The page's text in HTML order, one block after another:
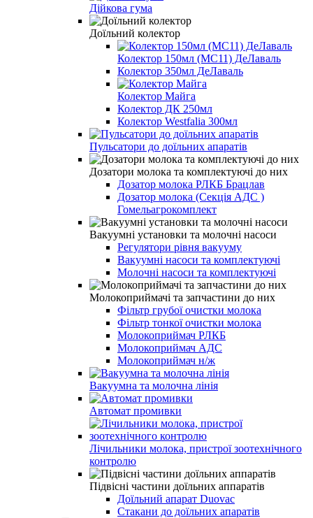
Дійкова гума
Доїльний колектор
Колектор 150мл (МС11) ДеЛаваль
Колектор 350мл ДеЛаваль
Колектор Майга
Колектор ДК 250мл
Колектор Westfalia 300мл
Пульсатори до доїльних апаратів
Дозатори молока та комплектуючі до них
Дозатор молока РЛКБ Брацлав
Дозатор молока (Секція АДС )
Гомельагрокомплект
Вакуумні установки та молочні насоси
Регулятори рівня вакууму
Вакуумні насоси та комплектуючі
Молочні насоси та комплектуючі
Молокоприймачі та запчастини до них
Фільтр грубої очистки молока
Фільтр тонкої очистки молока
Молокоприймач РЛКБ
Молокоприймач АДС
Молокоприймач н/ж
Вакуумна та молочна лінія
Автомат промивки
Лічильники молока, пристрої зоотехнічного
контролю
Підвісні частини доїльних аппаратів
Доїльний апарат Duovac
Стакани до доїльних апаратів